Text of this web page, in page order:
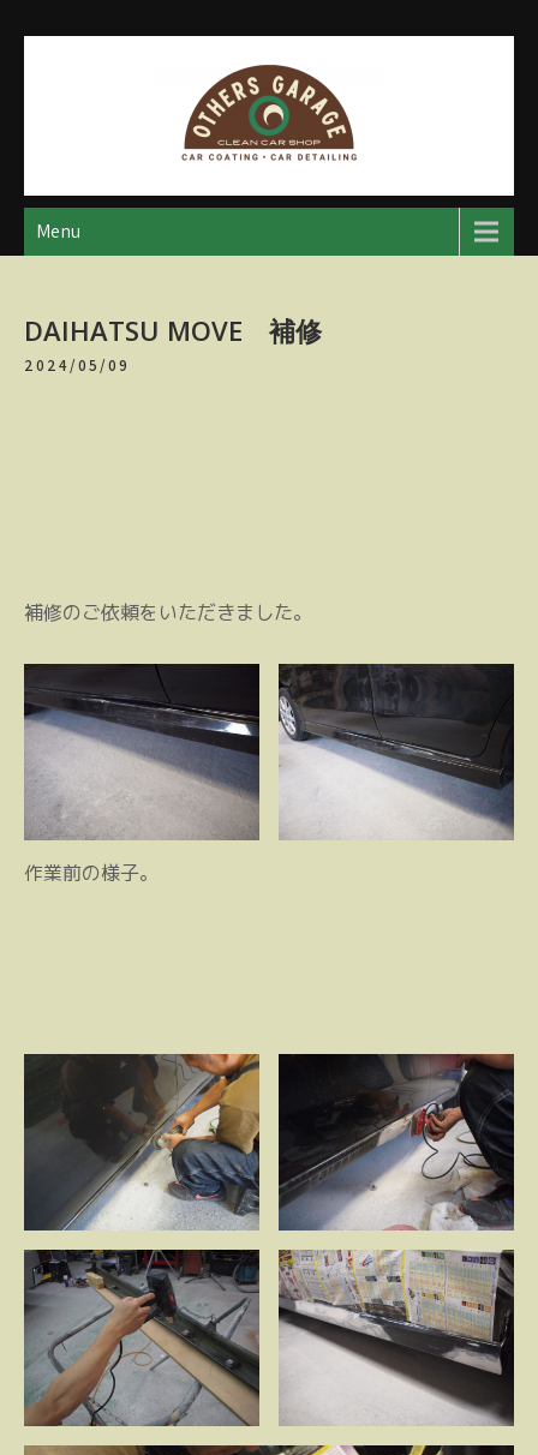
アザースガレージ
【神奈川・厚木・愛川】カーメンテナンス
Menu
DAIHATSU MOVE 補修
2024/05/09
補修のご依頼をいただきました。
作業前の様子。